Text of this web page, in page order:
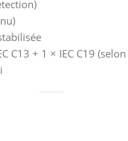
C13 + 1 × IEC C19